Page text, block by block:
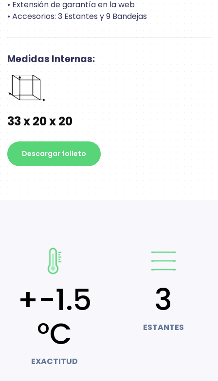
• Extensión de garantía en la web
• Accesorios: 3 Estantes y 9 Bandejas
Medidas Internas:
33 x 20 x 20
Descargar folleto
+-1.5
°C
EXACTITUD
3
ESTANTES